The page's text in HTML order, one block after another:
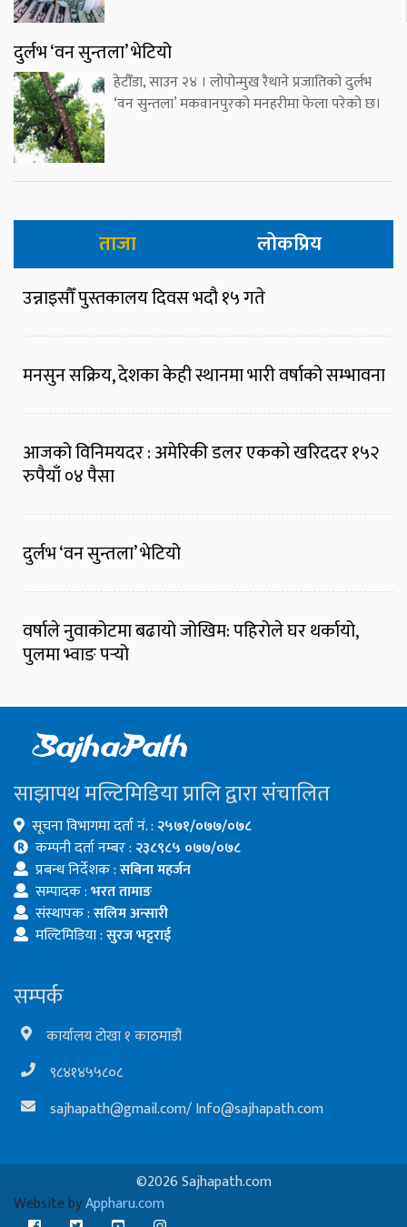
दुर्लभ ‘वन सुन्तला’ भेटियो
हेटौँडा, साउन २४ । लोपोन्मुख रैथाने प्रजातिको दुर्लभ
‘वन सुन्तला’ मकवानपुरको मनहरीमा फेला परेको छ।
ताजा लोकप्रिय
उन्नाइसौँ पुस्तकालय दिवस भदौ १५ गते
मनसुन सक्रिय, देशका केही स्थानमा भारी वर्षाको सम्भावना
आजको विनिमयदर : अमेरिकी डलर एकको खरिददर १५२
रुपैयाँ ०४ पैसा
दुर्लभ ‘वन सुन्तला’ भेटियो
वर्षाले नुवाकोटमा बढायो जोखिम: पहिरोले घर थर्कायो,
पुलमा भ्वाङ पर्‍यो
साझापथ मल्टिमिडिया प्रालि द्वारा संचालित
सूचना विभागमा दर्ता नं. : २५७१/०७७/०७८
कम्पनी दर्ता नम्बर : २३८९८५ ०७७/०७८
प्रबन्ध निर्देशक :सबिना महर्जन
सम्पादक :भरत तामाङ
संस्थापक :सलिम अन्सारी
मल्टिमिडिया :सुरज भट्टराई
सम्पर्क
कार्यालय टोखा १ काठमाडौं
९८४१४५५८०८
sajhapath@gmail.com/Info@sajhapath.com
©2026 Sajhapath.com
Website byAppharu.com